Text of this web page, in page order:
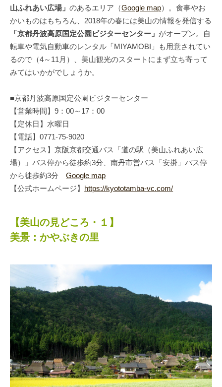
山ふれあい広場」のあるエリア（Google map）。食事やお
かいものはもちろん、2018年の春には美山の情報を発信する
「京都丹波高原国定公園ビジターセンター」 がオープン。自
転車や電気自動車のレンタル「MIYAMOBI」も用意されてい
るので（4～11月）、美山観光のスタートにまず立ち寄って
みてはいかがでしょうか。
■京都丹波高原国定公園ビジターセンター
【営業時間】9：00～17：00
【定休日】水曜日
【電話】0771-75-9020
【アクセス】京阪京都交通バス「道の駅（美山ふれあい広
場）」バス停から徒歩約3分、南丹市営バス「安掛」バス停
から徒歩約3分Google map
【公式ホームページ】 https://kyototamba-vc.com/
【美山の見どころ・１】
美景：かやぶきの里